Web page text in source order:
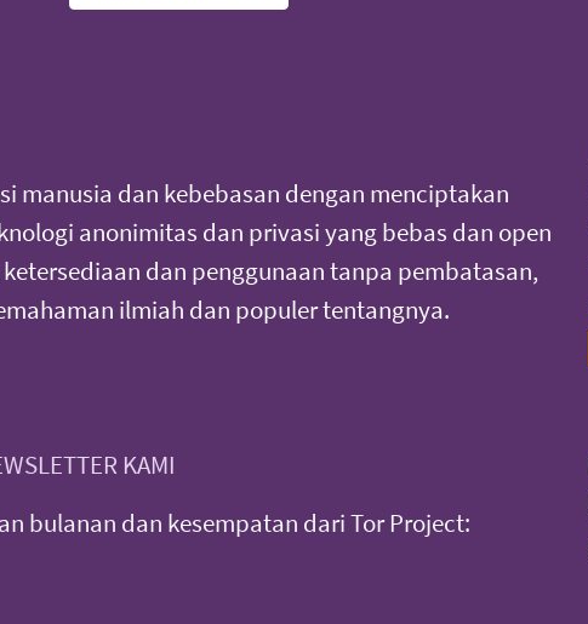
manusia dan kebebasan dengan menciptakan
anonimitas dan privasi yang bebas dan open
dan penggunaan tanpa pembatasan,
ilmiah dan populer tentangnya.
KAMI
bulanan dan kesempatan dari Tor Project: